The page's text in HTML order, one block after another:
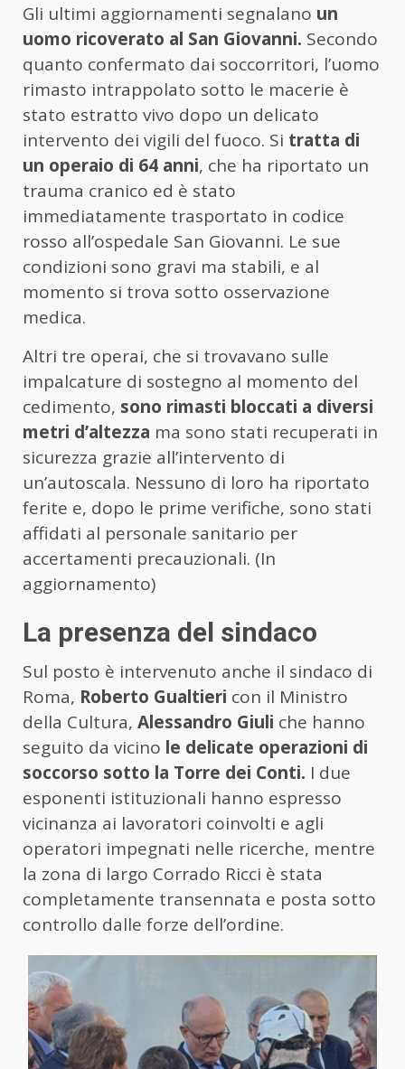
Gli ultimi aggiornamenti segnalano un
uomo ricoverato al San Giovanni. Secondo
quanto confermato dai soccorritori, l’uomo
rimasto intrappolato sotto le macerie è
stato estratto vivo dopo un delicato
intervento dei vigili del fuoco. Si tratta di
un operaio di 64 anni, che ha riportato un
trauma cranico ed è stato
immediatamente trasportato in codice
rosso all’ospedale San Giovanni. Le sue
condizioni sono gravi ma stabili, e al
momento si trova sotto osservazione
medica.
Altri tre operai, che si trovavano sulle
impalcature di sostegno al momento del
cedimento, sono rimasti bloccati a diversi
metri d’altezza ma sono stati recuperati in
sicurezza grazie all’intervento di
un’autoscala. Nessuno di loro ha riportato
ferite e, dopo le prime verifiche, sono stati
affidati al personale sanitario per
accertamenti precauzionali. (In
aggiornamento)
La presenza del sindaco
Sul posto è intervenuto anche il sindaco di
Roma, Roberto Gualtieri con il Ministro
della Cultura, Alessandro Giuli che hanno
seguito da vicino le delicate operazioni di
soccorso sotto la Torre dei Conti. I due
esponenti istituzionali hanno espresso
vicinanza ai lavoratori coinvolti e agli
operatori impegnati nelle ricerche, mentre
la zona di largo Corrado Ricci è stata
completamente transennata e posta sotto
controllo dalle forze dell’ordine.